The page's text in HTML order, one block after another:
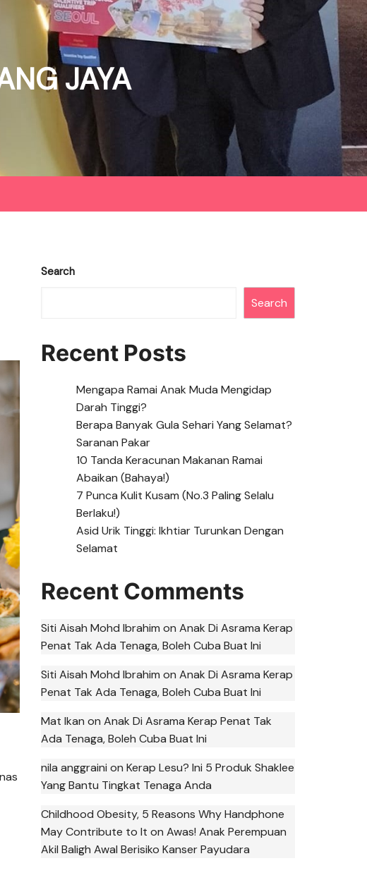
JAYA
Search
Search
Recent Posts
Mengapa Ramai Anak Muda Mengidap
Darah Tinggi?
Berapa Banyak Gula Sehari Yang Selamat?
Saranan Pakar
10 Tanda Keracunan Makanan Ramai
Abaikan (Bahaya!)
7 Punca Kulit Kusam (No.3 Paling Selalu
Berlaku!)
Asid Urik Tinggi: Ikhtiar Turunkan Dengan
Selamat
Recent Comments
Siti Aisah Mohd Ibrahim on Anak Di Asrama Kerap
Penat Tak Ada Tenaga, Boleh Cuba Buat Ini
Siti Aisah Mohd Ibrahim on Anak Di Asrama Kerap
Penat Tak Ada Tenaga, Boleh Cuba Buat Ini
Mat Ikan on Anak Di Asrama Kerap Penat Tak
Ada Tenaga, Boleh Cuba Buat Ini
nila anggraini on Kerap Lesu? Ini 5 Produk Shaklee
Yang Bantu Tingkat Tenaga Anda
Childhood Obesity, 5 Reasons Why Handphone
May Contribute to It on Awas! Anak Perempuan
Akil Baligh Awal Berisiko Kanser Payudara